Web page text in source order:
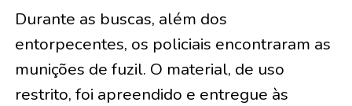
Durante as buscas, além dos
entorpecentes, os policiais encontraram as
munições de fuzil. O material, de uso
restrito, foi apreendido e entregue às